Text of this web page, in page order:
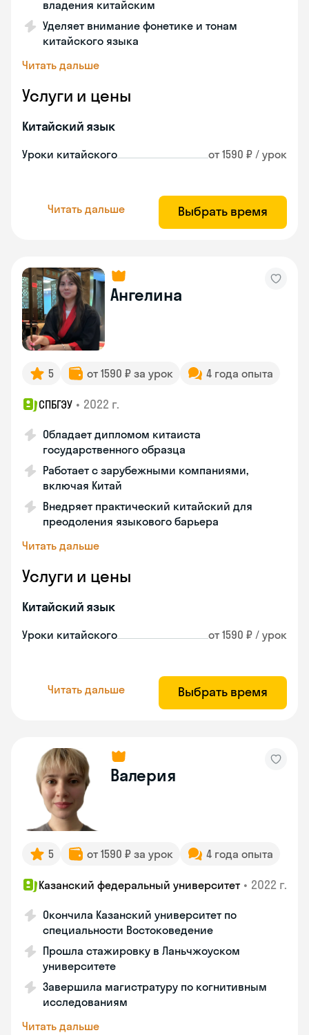
владения китайским
Уделяет внимание фонетике и тонам
китайского языка
Читать дальше
Услуги и цены
Китайский язык
Уроки китайского от 1590 ₽ / урок
Читать дальше Выбрать время
Ангелина
5 от 1590 ₽ за урок 4 года опыта
СПБГЭУ • 2022 г.
Обладает дипломом китаиста
государственного образца
Работает с зарубежными компаниями,
включая Китай
Внедряет практический китайский для
преодоления языкового барьера
Читать дальше
Услуги и цены
Китайский язык
Уроки китайского от 1590 ₽ / урок
Читать дальше Выбрать время
Валерия
5 от 1590 ₽ за урок 4 года опыта
Казанский федеральный университет • 2022 г.
Окончила Казанский университет по
специальности Востоковедение
Прошла стажировку в Ланьчжоуском
университете
Завершила магистратуру по когнитивным
исследованиям
Читать дальше